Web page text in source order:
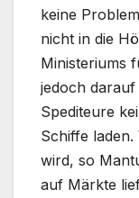
keine
nicht in die
Ministeriums
jedoch
Spediteure
Schiffe
wird, so
auf Märkte